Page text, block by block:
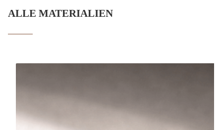
ALLE MATERIALIEN